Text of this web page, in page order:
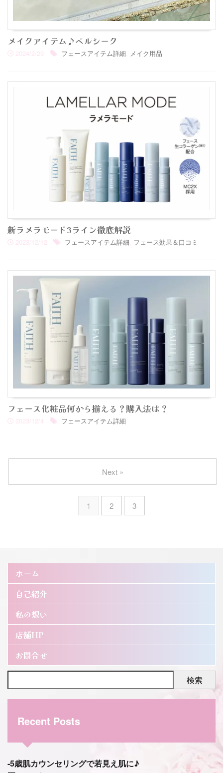
メイクアイテム♪ベルシーク
2024/2/29 フェースアイテム詳細 メイク用品
新ラメラモード3ライン徹底解説
2023/12/12 フェースアイテム詳細, フェース効果＆口コミ
フェース化粧品何から揃える？購入法は？
2023/12/4 フェースアイテム詳細
1 2 3
Next »
ホーム
自己紹介
私の想い
店舗HP
お問合せ
検索
Recent Posts
-5歳肌カウンセリングで若見え肌に♪